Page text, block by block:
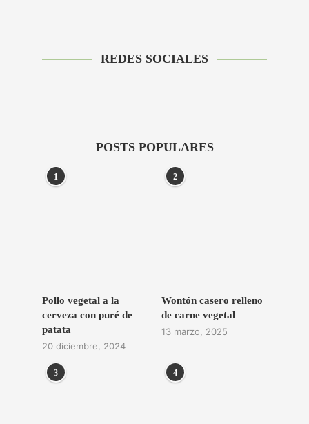
REDES SOCIALES
POSTS POPULARES
1
Pollo vegetal a la
cerveza con puré de
patata
20 diciembre, 2024
2
Wontón casero relleno
de carne vegetal
13 marzo, 2025
3 4